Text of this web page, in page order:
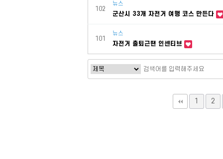
102
뉴스
군산시 33개 자전거 여행 코스 만든다
101
뉴스
자전거 출퇴근땐 인센티브
1 2